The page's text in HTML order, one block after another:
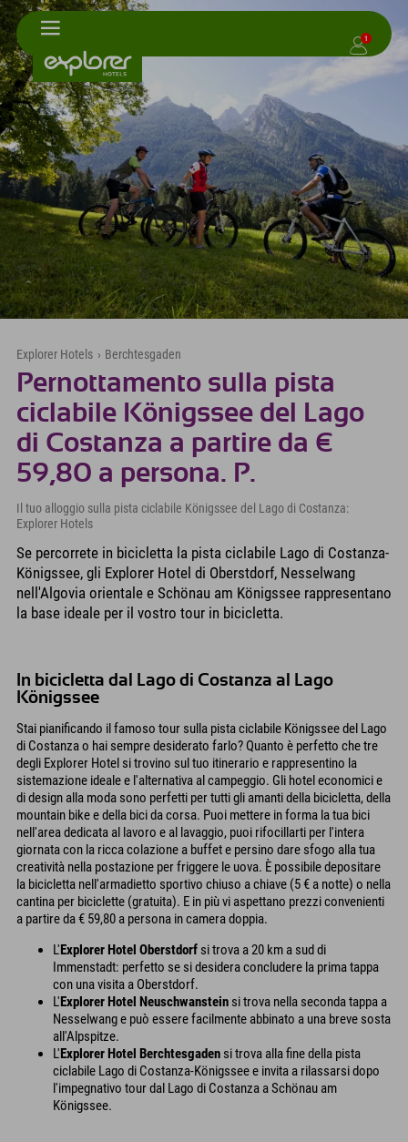
1
Explorer Hotels › Berchtesgaden
Pernottamento sulla pista
ciclabile Königssee del Lago
di Costanza a partire da €
59,80 a persona. P.
Il tuo alloggio sulla pista ciclabile Königssee del Lago di Costanza:
Explorer Hotels
Se percorrete in bicicletta la pista ciclabile Lago di Costanza-
Königssee, gli Explorer Hotel di Oberstdorf, Nesselwang
nell'Algovia orientale e Schönau am Königssee rappresentano
la base ideale per il vostro tour in bicicletta.
In bicicletta dal Lago di Costanza al Lago
Königssee
Stai pianificando il famoso tour sulla pista ciclabile Königssee del Lago
di Costanza o hai sempre desiderato farlo? Quanto è perfetto che tre
degli Explorer Hotel si trovino sul tuo itinerario e rappresentino la
sistemazione ideale e l'alternativa al campeggio. Gli hotel economici e
di design alla moda sono perfetti per tutti gli amanti della bicicletta, della
mountain bike e della bici da corsa. Puoi mettere in forma la tua bici
nell'area dedicata al lavoro e al lavaggio, puoi rifocillarti per l'intera
giornata con la ricca colazione a buffet e persino dare sfogo alla tua
creatività nella postazione per friggere le uova. È possibile depositare
la bicicletta nell'armadietto sportivo chiuso a chiave (5 € a notte) o nella
cantina per biciclette (gratuita). E in più vi aspettano prezzi convenienti
a partire da € 59,80 a persona in camera doppia.
L'Explorer Hotel Oberstdorf si trova a 20 km a sud di
Immenstadt: perfetto se si desidera concludere la prima tappa
con una visita a Oberstdorf.
L'Explorer Hotel Neuschwanstein si trova nella seconda tappa a
Nesselwang e può essere facilmente abbinato a una breve sosta
all'Alpspitze.
L'Explorer Hotel Berchtesgaden si trova alla fine della pista
ciclabile Lago di Costanza-Königssee e invita a rilassarsi dopo
l'impegnativo tour dal Lago di Costanza a Schönau am
Königssee.